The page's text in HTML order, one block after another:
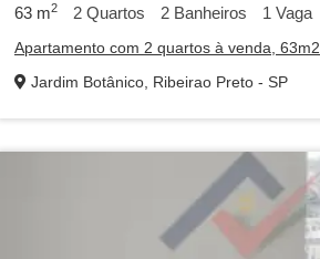
63 m2 2 Quartos 2 Banheiros 1 Vaga
Apartamento com 2 quartos à venda, 63m2
Jardim Botânico, Ribeirao Preto - SP